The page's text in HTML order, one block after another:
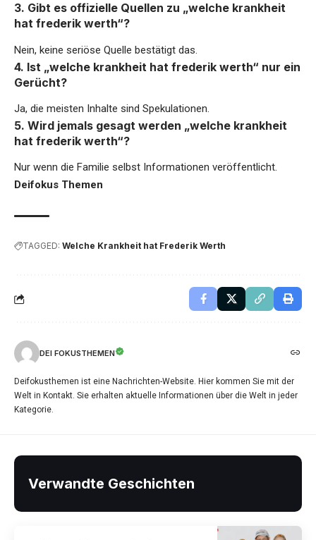
3. Gibt es offizielle Quellen zu „welche krankheit
hat frederik werth“?
Nein, keine seriöse Quelle bestätigt das.
4. Ist „welche krankheit hat frederik werth“ nur ein
Gerücht?
Ja, die meisten Inhalte sind Spekulationen.
5. Wird jemals gesagt werden „welche krankheit
hat frederik werth“?
Nur wenn die Familie selbst Informationen veröffentlicht.
Deifokus Themen
TAGGED: Welche Krankheit hat Frederik Werth
DEI FOKUSTHEMEN
Deifokusthemen ist eine Nachrichten-Website. Hier kommen Sie mit der
Welt in Kontakt. Sie erhalten aktuelle Informationen über die Welt in jeder
Kategorie.
Verwandte Geschichten